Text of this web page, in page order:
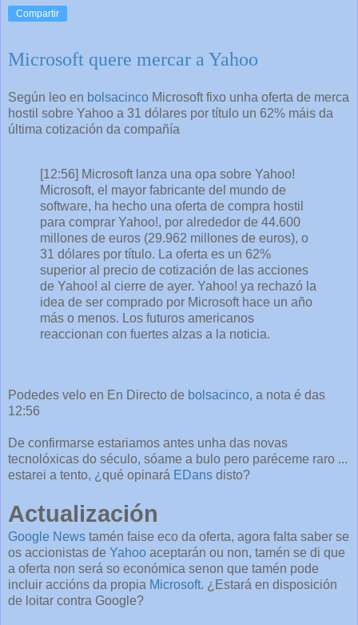
Compartir
Microsoft quere mercar a Yahoo
Según leo en bolsacinco Microsoft fixo unha oferta de merca
hostil sobre Yahoo a 31 dólares por título un 62% máis da
última cotización da compañía
[12:56] Microsoft lanza una opa sobre Yahoo!
Microsoft, el mayor fabricante del mundo de
software, ha hecho una oferta de compra hostil
para comprar Yahoo!, por alrededor de 44.600
millones de euros (29.962 millones de euros), o
31 dólares por título. La oferta es un 62%
superior al precio de cotización de las acciones
de Yahoo! al cierre de ayer. Yahoo! ya rechazó la
idea de ser comprado por Microsoft hace un año
más o menos. Los futuros americanos
reaccionan con fuertes alzas a la noticia.
Podedes velo en En Directo de bolsacinco, a nota é das
12:56
De confirmarse estariamos antes unha das novas
tecnolóxicas do século, sóame a bulo pero paréceme raro ...
estarei a tento, ¿qué opinará EDans disto?
Actualización
Google News tamén faise eco da oferta, agora falta saber se
os accionistas de Yahoo aceptarán ou non, tamén se di que
a oferta non será so económica senon que tamén pode
incluir accións da propia Microsoft. ¿Estará en disposición
de loitar contra Google?